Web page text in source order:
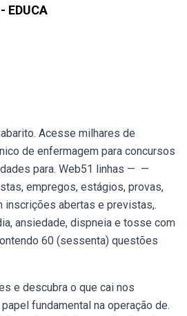
EDUCA
Acesse milhares de
de enfermagem para concursos
para. Web51 linhas — —
empregos, estágios, provas,
inscrições abertas e previstas,.
ansiedade, dispneia e tosse com
60 (sessenta) questões
e descubra o que cai nos
fundamental na operação de.